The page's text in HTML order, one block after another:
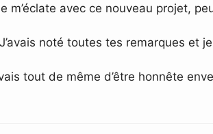
m’éclate avec ce nouveau projet,
noté toutes tes remarques et
tout de même d’être honnête